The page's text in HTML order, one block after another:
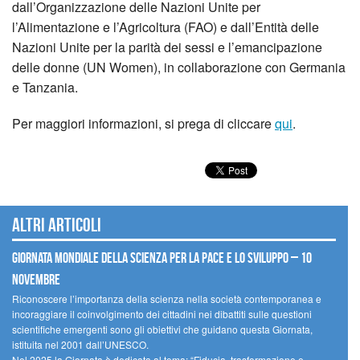
dall’Organizzazione delle Nazioni Unite per
l’Alimentazione e l’Agricoltura (FAO) e dall’Entità delle
Nazioni Unite per la parità dei sessi e l’emancipazione
delle donne (UN Women), in collaborazione con Germania
e Tanzania.
Per maggiori informazioni, si prega di cliccarequi.
Altri articoli
Giornata mondiale della scienza per la pace e lo sviluppo – 10
novembre
Riconoscere l’importanza della scienza nella società contemporanea e
incoraggiare il coinvolgimento dei cittadini nei dibattiti sulle questioni
scientifiche emergenti sono gli obiettivi che guidano questa Giornata,
istituita nel 2001 dall’UNESCO.